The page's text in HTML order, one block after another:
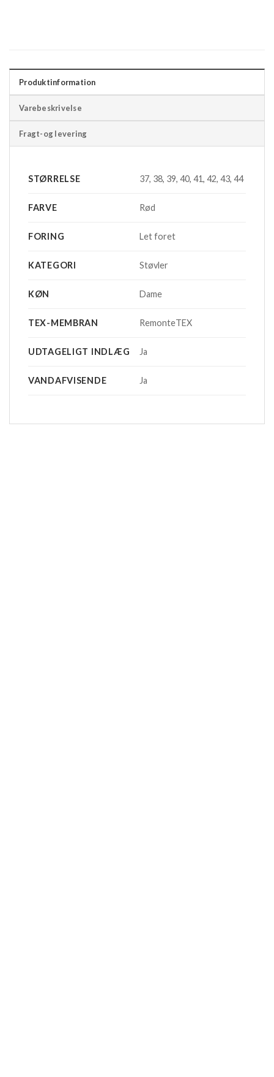
Produktinformation
Varebeskrivelse
Fragt-og levering
STØRRELSE 37, 38, 39, 40, 41, 42, 43, 44
FARVE Rød
FORING Let foret
KATEGORI Støvler
KØN Dame
TEX-MEMBRAN RemonteTEX
UDTAGELIGT INDLÆG Ja
VANDAFVISENDE Ja